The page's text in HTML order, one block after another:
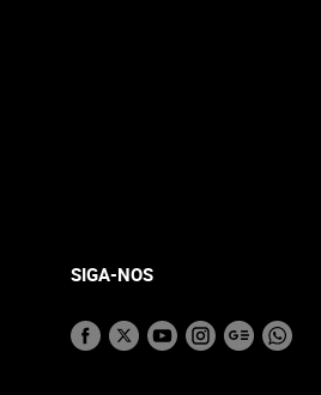
SIGA-NOS